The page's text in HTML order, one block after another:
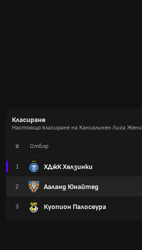
Класиране
Настоящо класиране на Кансалинен Лига Жени
# Отбор
1 ХДжК Хелзинки
2 Ааланд Юнайтед
3 Куопион Палосеура